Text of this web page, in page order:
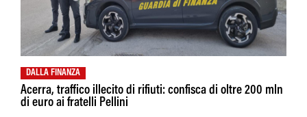
DALLA FINANZA
Acerra, traffico illecito di rifiuti: confisca di oltre 200 mln
di euro ai fratelli Pellini